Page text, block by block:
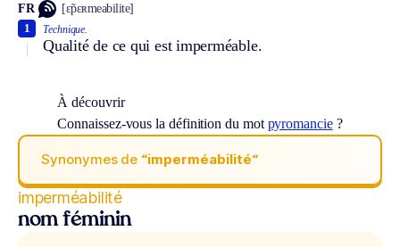
FR [ɛ̃pɛʀmeabilite]
Technique.
Qualité de ce qui est imperméable.
1
À découvrir
Connaissez-vous la définition du mot pyromancie?
Synonymes de “imperméabilité“
imperméabilité
nom féminin